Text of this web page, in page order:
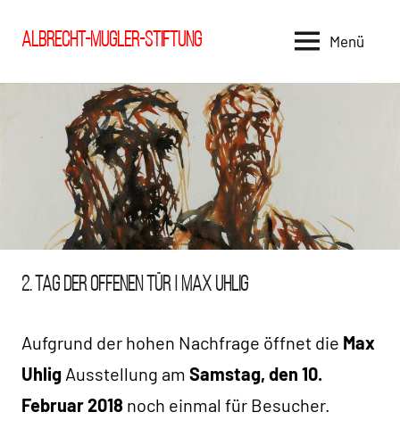
InhaltAlbrecht-Mugler-Stiftung Menü
VERGANGENES
2. TAG DER OFFENEN TÜR | MAX UHLIG
Aufgrund der hohen Nachfrage öffnet die Max
Uhlig Ausstellung am Samstag, den 10.
Februar 2018 noch einmal für Besucher.